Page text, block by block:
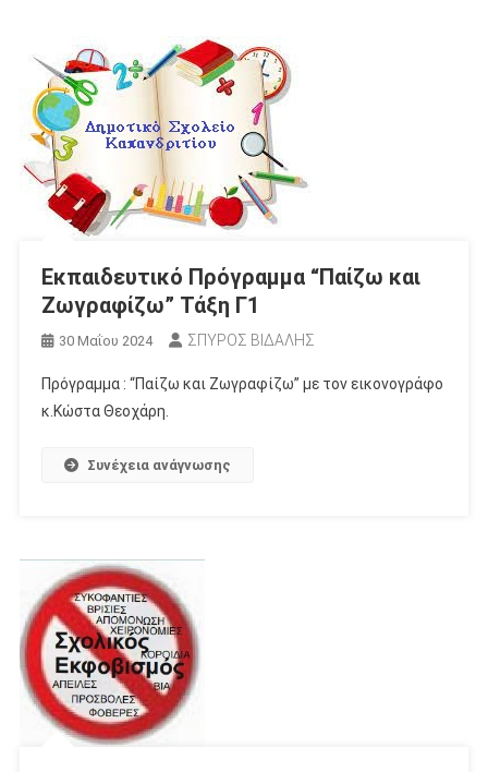
Εκπαιδευτικό Πρόγραμμα “Παίζω και
Ζωγραφίζω” Τάξη Γ1
30 Μαΐου 2024 ΣΠΥΡΟΣ ΒΙΔΑΛΗΣ
Πρόγραμμα : “Παίζω και Ζωγραφίζω” με τον εικονογράφο
κ.Κώστα Θεοχάρη.
Συνέχεια ανάγνωσης